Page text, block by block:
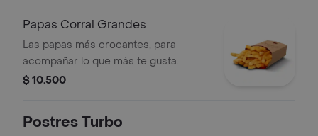
Papas Corral Grandes
Las papas más crocantes, para
acompañar lo que más te gusta.
$ 10.500
Postres Turbo